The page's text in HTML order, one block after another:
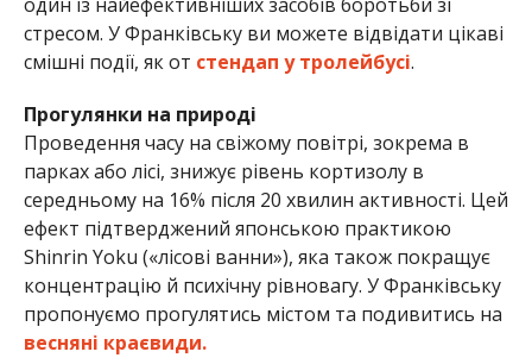
стресом. У Франківську ви можете відвідати цікаві
смішні події, як от стендап у тролейбусі.
Прогулянки на природі
Проведення часу на свіжому повітрі, зокрема в
парках або лісі, знижує рівень кортизолу в
середньому на 16% після 20 хвилин активності. Цей
ефект підтверджений японською практикою
Shinrin Yoku («лісові ванни»), яка також покращує
концентрацію й психічну рівновагу. У Франківську
пропонуємо прогулятись містом та подивитись на
весняні краєвиди.